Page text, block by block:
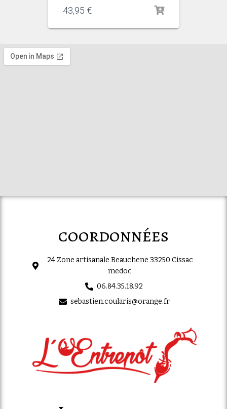
43,95 €
coordonnées
24 Zone artisanale Beauchene 33250 Cissac
medoc
06.84.35.18.92
sebastien.coularis@orange.fr